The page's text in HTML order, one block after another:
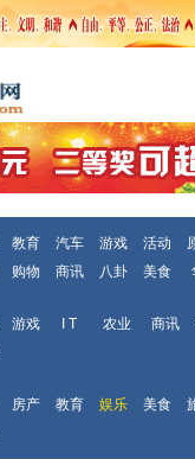
教育 汽车 游戏 活动
购物 商讯 八卦 美食
游戏 I T 农业 商讯
房产 教育 娱乐 美食